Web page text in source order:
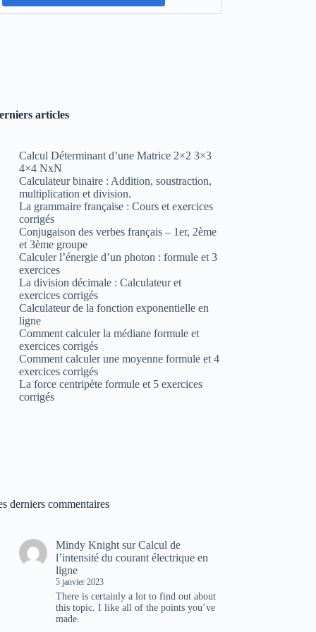
articles
Calcul Déterminant d’une Matrice 2×2 3×3
4×4 NxN
Calculateur binaire : Addition, soustraction,
multiplication et division.
La grammaire française : Cours et exercices
corrigés
Conjugaison des verbes français – 1er, 2ème
et 3ème groupe
Calculer l’énergie d’un photon : formule et 3
exercices
La division décimale : Calculateur et
exercices corrigés
Calculateur de la fonction exponentielle en
ligne
Comment calculer la médiane formule et
exercices corrigés
Comment calculer une moyenne formule et 4
exercices corrigés
La force centripète formule et 5 exercices
corrigés
derniers commentaires
Mindy Knight surCalcul de
l’intensité du courant électrique en
ligne
5 janvier 2023
There is certainly a lot to find out about
this topic. I like all of the points you’ve
made.